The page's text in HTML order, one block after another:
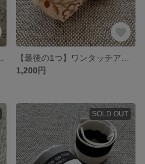
1,200円
SOLD OUT